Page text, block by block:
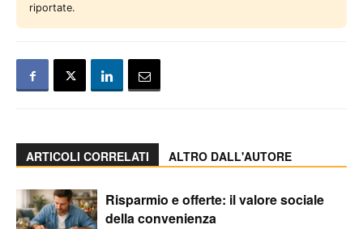
riportate.
ARTICOLI CORRELATI ALTRO DALL'AUTORE
Risparmio e offerte: il valore sociale
della convenienza